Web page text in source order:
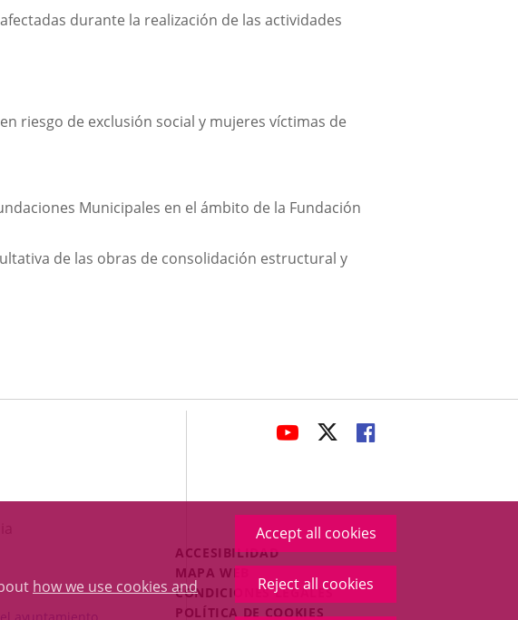
how we use cookies and
Accept all cookies
Reject all cookies
durante la realización de las actividades
riesgo de exclusión social y mujeres víctimas de
Municipales en el ámbito de la Fundación
de las obras de consolidación estructural y
LINK
APPLICATION.
LINK
APPLICATION.
LINK
APPLICATION.
Menú
Legal
Footer
ACCESIBILIDAD
MAPA WEB
CONDICIONES LEGALES
POLÍTICA DE COOKIES